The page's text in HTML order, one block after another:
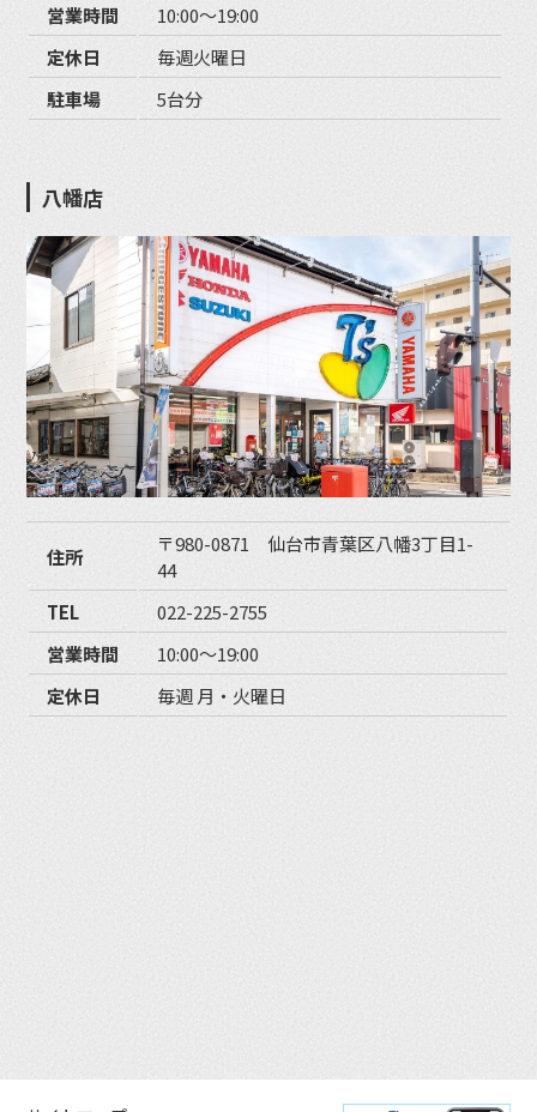
営業時間
10:00〜19:00
定休日
毎週火曜日
駐車場
5台分
八幡店
住所
〒980-0871 仙台市青葉区八幡3丁目1-
44
TEL
022-225-2755
営業時間
10:00〜19:00
定休日
毎週 月・火曜日